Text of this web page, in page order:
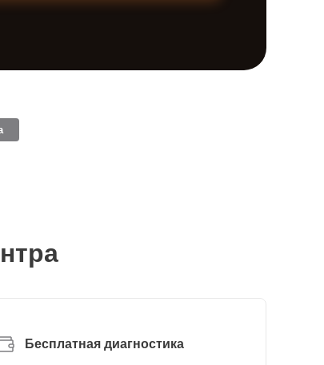
Бесплатная диагностика